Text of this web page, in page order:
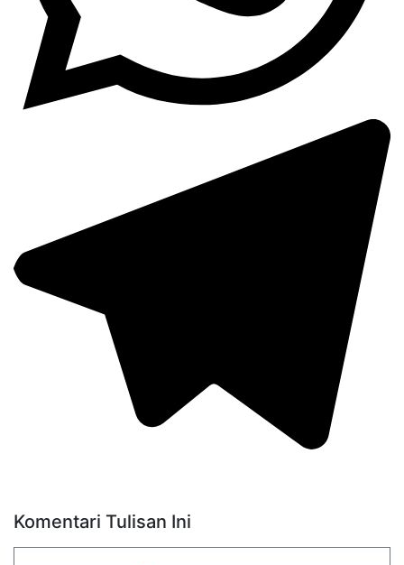
Komentari Tulisan Ini